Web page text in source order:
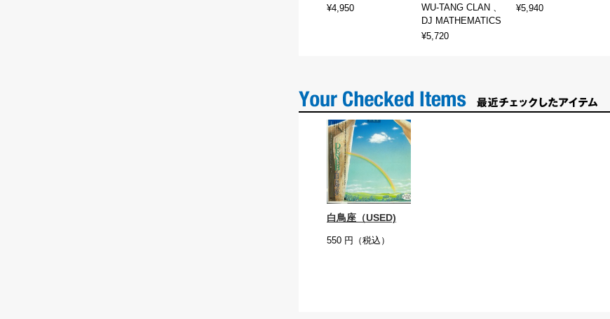
¥4,950
WU-TANG CLAN 、
DJ MATHEMATICS
¥5,720
¥5,940
白鳥座（USED)
550 円（税込）